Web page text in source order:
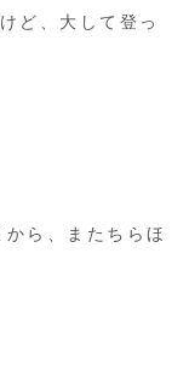
ど、大して登っ
ら、またちらほ